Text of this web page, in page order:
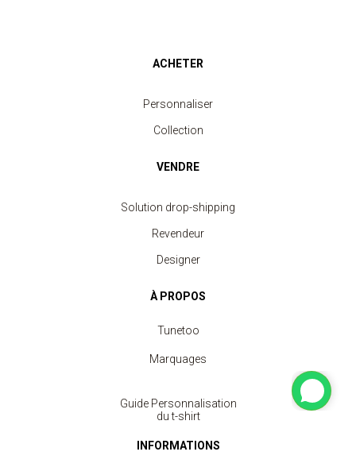
ACHETER
Personnaliser
Collection
VENDRE
Solution drop-shipping
Revendeur
Designer
À PROPOS
Tunetoo
Marquages
Guide Personnalisation
du t-shirt
INFORMATIONS